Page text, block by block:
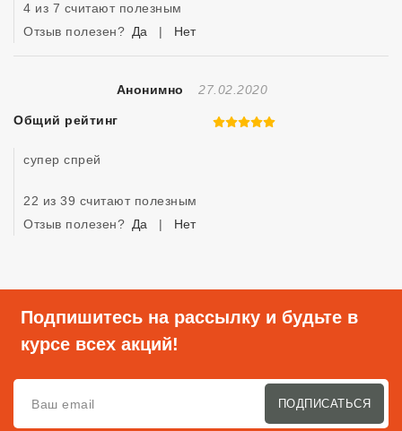
4 из 7 считают полезным
Отзыв полезен? Да | Нет
Анонимно Отзыв Создан
27.02.2020
Общий рейтинг 5 из 5
супер спрей
22 из 39 считают полезным
Отзыв полезен? Да | Нет
Подпишитесь на рассылку и будьте в
курсе всех акций!
ПОДПИСАТЬСЯ